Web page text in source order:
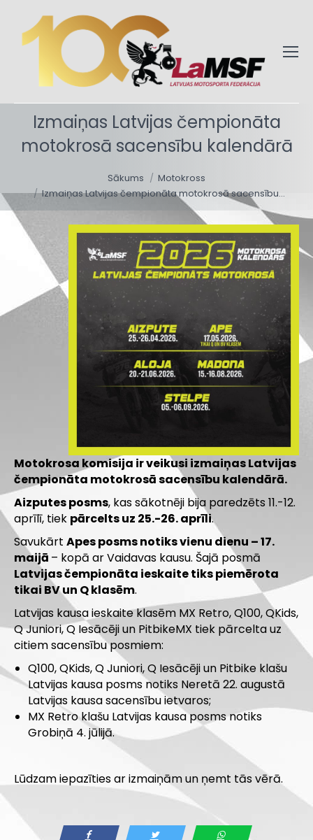
Izmaiņas Latvijas čempionāta
motokrosā sacensību kalendārā
Sākums
Motokross
Izmaiņas Latvijas čempionāta motokrosā sacensību…
Motokrosa komisija ir veikusi izmaiņas Latvijas
čempionāta motokrosā sacensību kalendārā.
Aizputes posms, kas sākotnēji bija paredzēts 11.-12.
aprīlī, tiek pārcelts uz 25.-26. aprīli.
Savukārt Apes posms notiks vienu dienu – 17.
maijā – kopā ar Vaidavas kausu. Šajā posmā
Latvijas čempionāta ieskaite tiks piemērota
tikai BV un Q klasēm.
Latvijas kausa ieskaite klasēm MX Retro, Q100, QKids,
Q Juniori, Q Iesācēji un PitbikeMX tiek pārcelta uz
citiem sacensību posmiem:
Q100, QKids, Q Juniori, Q Iesācēji un Pitbike klašu
Latvijas kausa posms notiks Neretā 22. augustā
Latvijas kausa sacensību ietvaros;
MX Retro klašu Latvijas kausa posms notiks
Grobiņā 4. jūlijā.
Lūdzam iepazīties ar izmaiņām un ņemt tās vērā.